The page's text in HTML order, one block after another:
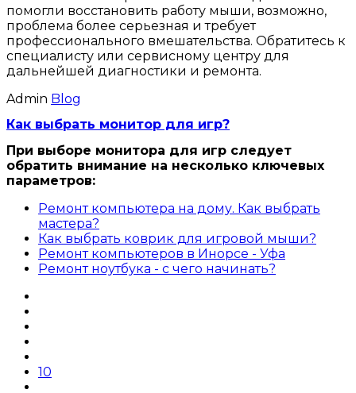
помогли восстановить работу мыши, возможно,
проблема более серьезная и требует
профессионального вмешательства. Обратитесь к
специалисту или сервисному центру для
дальнейшей диагностики и ремонта.
Admin Blog
Как выбрать монитор для игр?
При выборе монитора для игр следует
обратить внимание на несколько ключевых
параметров:
Ремонт компьютера на дому. Как выбрать
мастера?
Как выбрать коврик для игровой мыши?
Ремонт компьютеров в Инорсе - Уфа
Ремонт ноутбука - с чего начинать?
10